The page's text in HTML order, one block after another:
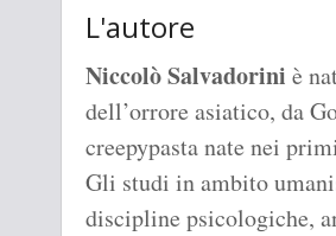
L'autore
Niccolò Salvadorini è
dell’orrore asiatico, da
creepypasta nate nei
Gli studi in ambito
discipline psicologiche,